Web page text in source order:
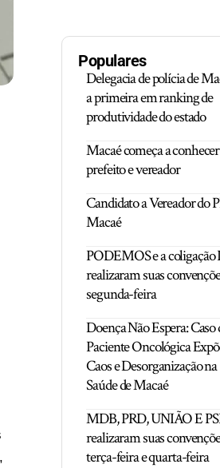
Populares
Delegacia de polícia de
a primeira em ranking de
produtividade do estado
Macaé começa a
prefeito e vereador
Candidato a Vereador do
Macaé
PODEMOS e a
realizaram suas
segunda-feira
Doença Não Espera: Caso
Paciente Oncológica
Caos e Desorganização na
Saúde de Macaé
MDB, PRD, UNIÃO E
realizaram suas
terça-feira e quarta-feira